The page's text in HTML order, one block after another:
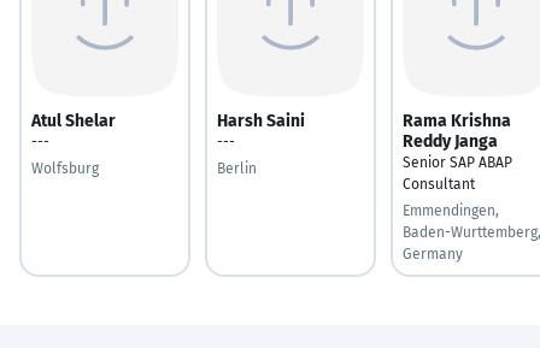
Atul Shelar
---
Wolfsburg
Harsh Saini
---
Berlin
Rama Krishna
Reddy Janga
Senior SAP ABAP
Consultant
Emmendingen,
Baden-Wurttemberg,
Germany